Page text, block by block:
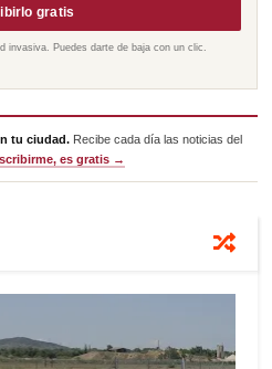
gratis
invasiva. Puedes darte de baja con un clic.
tu ciudad. Recibe cada día las noticias del
es gratis →